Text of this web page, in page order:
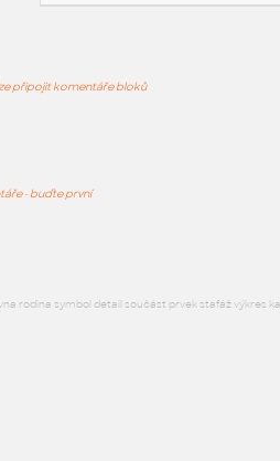
připojit komentáře bloků
- buďte první
rodina symbol detail součást prvek stafáž výkres